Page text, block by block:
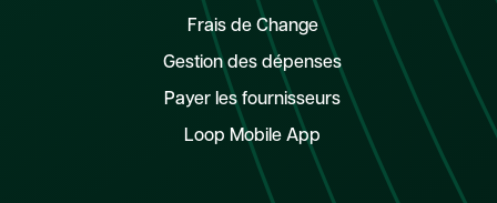
Frais de Change
Gestion des dépenses
Payer les fournisseurs
Loop Mobile App